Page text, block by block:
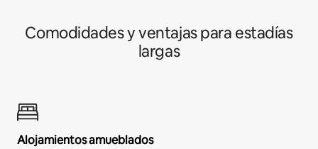
Comodidades y ventajas para estadías
largas
Alojamientos amueblados